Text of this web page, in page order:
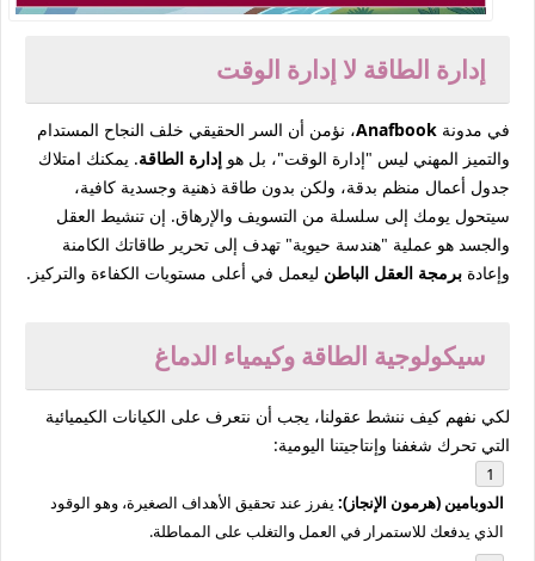
إدارة الطاقة لا إدارة الوقت
في مدونة Anafbook، نؤمن أن السر الحقيقي خلف النجاح المستدام
والتميز المهني ليس "إدارة الوقت"، بل هو إدارة الطاقة. يمكنك امتلاك
جدول أعمال منظم بدقة، ولكن بدون طاقة ذهنية وجسدية كافية،
سيتحول يومك إلى سلسلة من التسويف والإرهاق. إن تنشيط العقل
والجسد هو عملية "هندسة حيوية" تهدف إلى تحرير طاقاتك الكامنة
وإعادة برمجة العقل الباطن ليعمل في أعلى مستويات الكفاءة والتركيز.
سيكولوجية الطاقة وكيمياء الدماغ
لكي نفهم كيف ننشط عقولنا، يجب أن نتعرف على الكيانات الكيميائية
التي تحرك شغفنا وإنتاجيتنا اليومية:
الدوبامين (هرمون الإنجاز): يفرز عند تحقيق الأهداف الصغيرة، وهو الوقود
الذي يدفعك للاستمرار في العمل والتغلب على المماطلة.